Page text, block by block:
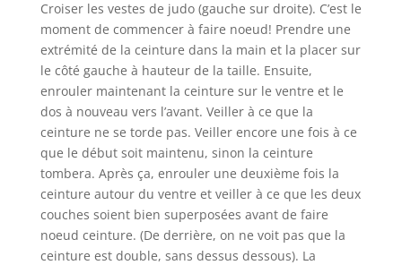
Croiser les vestes de judo (gauche sur droite). C’est le
moment de commencer à faire noeud! Prendre une
extrémité de la ceinture dans la main et la placer sur
le côté gauche à hauteur de la taille. Ensuite,
enrouler maintenant la ceinture sur le ventre et le
dos à nouveau vers l’avant. Veiller à ce que la
ceinture ne se torde pas. Veiller encore une fois à ce
que le début soit maintenu, sinon la ceinture
tombera. Après ça, enrouler une deuxième fois la
ceinture autour du ventre et veiller à ce que les deux
couches soient bien superposées avant de faire
noeud ceinture. (De derrière, on ne voit pas que la
ceinture est double, sans dessus dessous). La